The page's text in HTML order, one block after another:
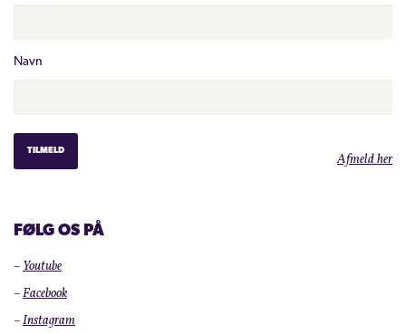
Navn
Afmeld her
FØLG OS PÅ
– Youtube
–Facebook
–Instagram